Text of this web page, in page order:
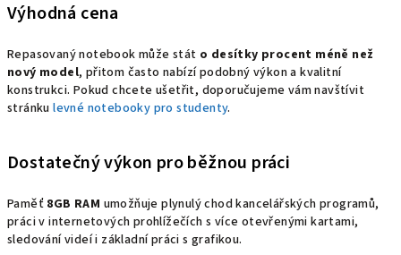
Výhodná cena
Repasovaný notebook může stát o desítky procent méně než
nový model, přitom často nabízí podobný výkon a kvalitní
konstrukci. Pokud chcete ušetřit, doporučujeme vám navštívit
stránkulevné notebooky pro studenty.
Dostatečný výkon pro běžnou práci
Paměť 8GB RAM umožňuje plynulý chod kancelářských programů,
práci v internetových prohlížečích s více otevřenými kartami,
sledování videí i základní práci s grafikou.